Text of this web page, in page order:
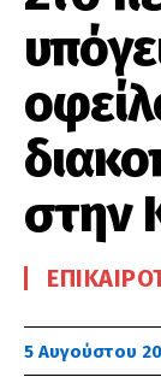
στην
5 Αυγούστου